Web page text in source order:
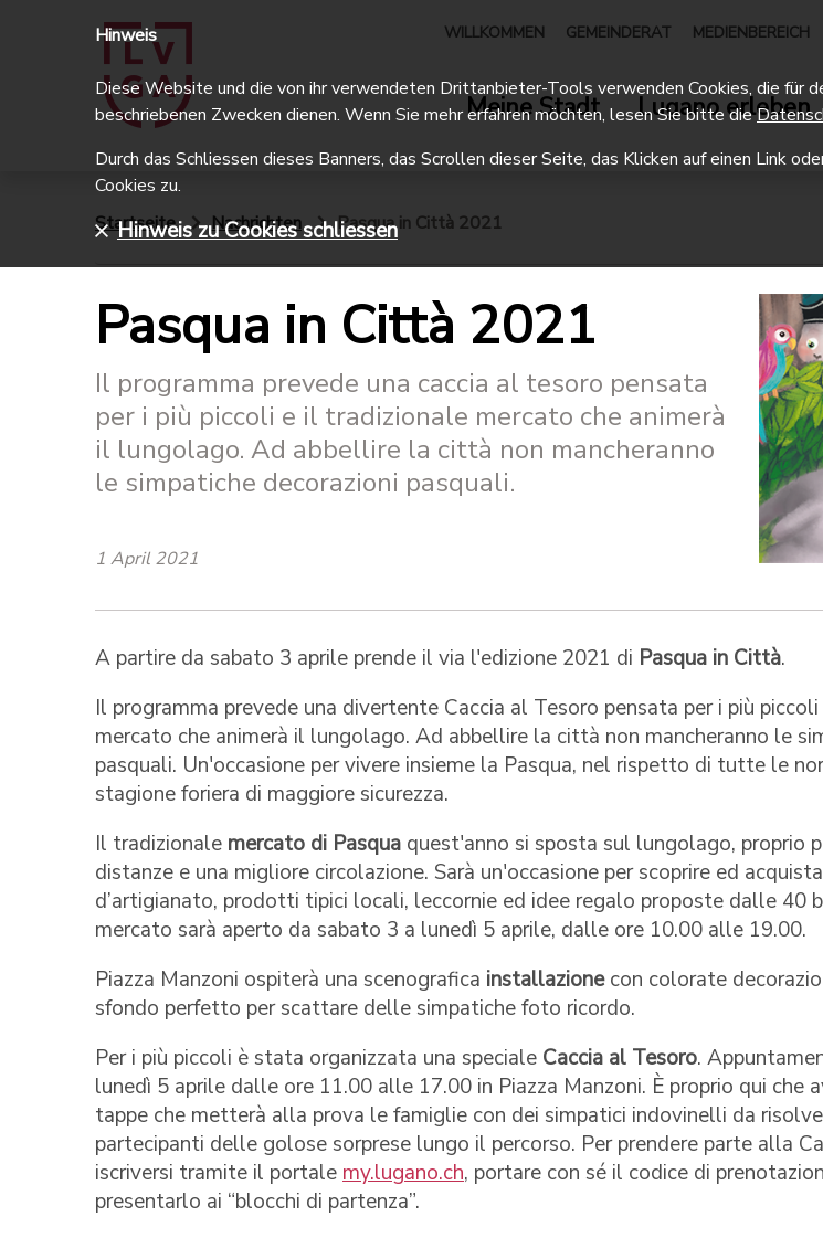
WILLKOMMEN GEMEINDERAT MEDIENBEREICH
Meine Stadt Lugano erleben
Startseite Nachrichten Pasqua in Città 2021
Pasqua in Città 2021
Il programma prevede una caccia al tesoro pensata
per i più piccoli e il tradizionale mercato che animerà
il lungolago. Ad abbellire la città non mancheranno
le simpatiche decorazioni pasquali.
1 April 2021
A partire da sabato 3 aprile prende il via l'edizione 2021 di Pasqua in Città.
Il programma prevede una divertente Caccia al Tesoro pensata per i più
mercato che animerà il lungolago. Ad abbellire la città non mancheranno le
pasquali. Un'occasione per vivere insieme la Pasqua, nel rispetto di tutte le
stagione foriera di maggiore sicurezza.
Il tradizionale mercato di Pasqua quest'anno si sposta sul lungolago, proprio
distanze e una migliore circolazione. Sarà un'occasione per scoprire ed
d’artigianato, prodotti tipici locali, leccornie ed idee regalo proposte dalle 40
mercato sarà aperto da sabato 3 a lunedì 5 aprile, dalle ore 10.00 alle 19.00.
Piazza Manzoni ospiterà una scenografica installazionecon colorate
sfondo perfetto per scattare delle simpatiche foto ricordo.
Per i più piccoli è stata organizzata una speciale Caccia al Tesoro.
lunedì 5 aprile dalle ore 11.00 alle 17.00 in Piazza Manzoni. È proprio qui che
tappe che metterà alla prova le famiglie con dei simpatici indovinelli da
partecipanti delle golose sorprese lungo il percorso. Per prendere parte alla
iscriversi tramite il portale my.lugano.ch, portare con sé il codice di
presentarlo ai “blocchi di partenza”.
Hinweis
Diese Website und die von ihr verwendeten Drittanbieter-Tools verwenden Cookies, die für
beschriebenen Zwecken dienen. Wenn Sie mehr erfahren möchten, lesen Sie bitte die
Durch das Schliessen dieses Banners, das Scrollen dieser Seite, das Klicken auf einen Link
Cookies zu.
Hinweis zu Cookies schliessen